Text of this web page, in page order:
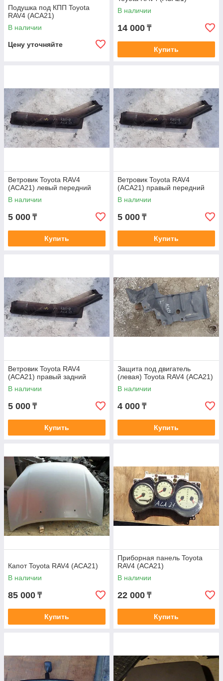
Подушка под КПП Toyota
RAV4 (ACA21)
В наличии
Цену уточняйте
В наличии
14 000 ₸
Купить
Ветровик Toyota RAV4
(ACA21) левый передний
В наличии
5 000 ₸
Купить
Ветровик Toyota RAV4
(ACA21) правый передний
В наличии
5 000 ₸
Купить
Ветровик Toyota RAV4
(ACA21) правый задний
В наличии
5 000 ₸
Купить
Защита под двигатель
(левая) Toyota RAV4 (ACA21)
В наличии
4 000 ₸
Купить
Капот Toyota RAV4 (ACA21)
В наличии
85 000 ₸
Купить
Приборная панель Toyota
RAV4 (ACA21)
В наличии
22 000 ₸
Купить